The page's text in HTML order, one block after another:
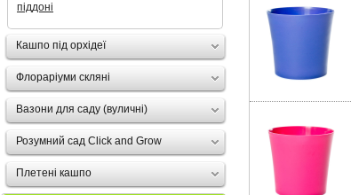
піддоні
Кашпо під орхідеї
Флораріуми скляні
Вазони для саду (вуличні)
Розумний сад Click and Grow
Плетені кашпо